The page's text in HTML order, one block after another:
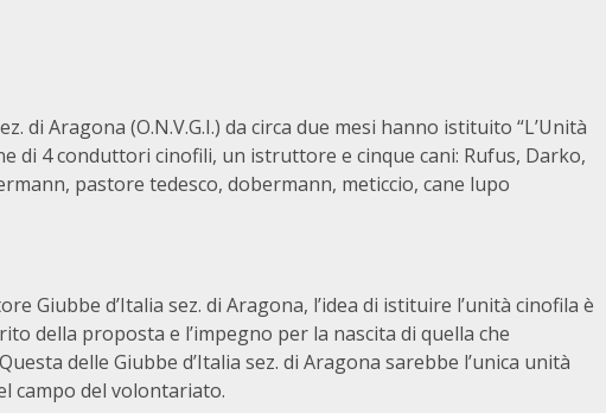
di Aragona (O.N.V.G.I.) da circa due mesi hanno istituito “L’Unità
di 4 conduttori cinofili, un istruttore e cinque cani: Rufus, Darko,
pastore tedesco, dobermann, meticcio, cane lupo
Giubbe d’Italia sez. di Aragona, l’idea di istituire l’unità cinofila è
della proposta e l’impegno per la nascita di quella che
delle Giubbe d’Italia sez. di Aragona sarebbe l’unica unità
campo del volontariato.